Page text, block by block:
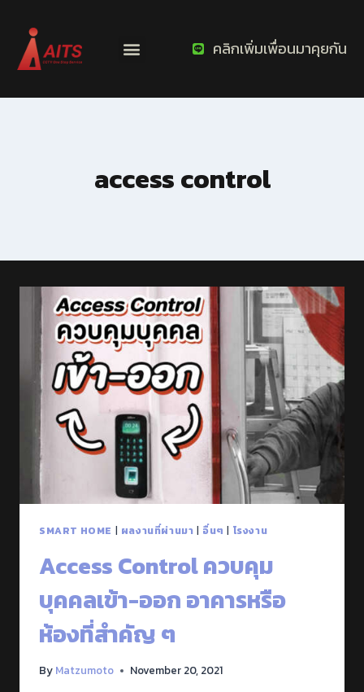
คลิกเพิ่มเพื่อนมาคุยกัน
access control
SMART HOME | ผลงานที่ผ่านมา | อื่นๆ | โรงงาน
Access Control ควบคุม
บุคคลเข้า-ออก อาคารหรือ
ห้องที่สำคัญ ๆ
By Matzumoto November 20, 2021